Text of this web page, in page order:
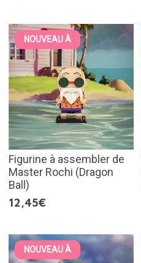
NOUVEAU À
Figurine à assembler de
Master Rochi (Dragon
Ball)
12,45€
NOUVEAU À